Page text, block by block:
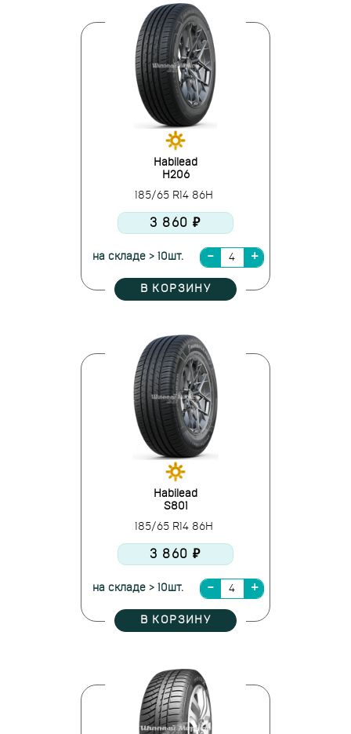
Habilead
H206
185/65 R14 86H
3 860 ₽
на складе > 10шт.
В КОРЗИНУ
Habilead
S801
185/65 R14 86H
3 860 ₽
на складе > 10шт.
В КОРЗИНУ